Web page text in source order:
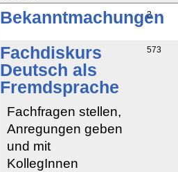
2
Bekanntmachungen
573
Fachdiskurs
Deutsch als
Fremdsprache
Fachfragen stellen,
Anregungen geben
und mit
KollegInnen